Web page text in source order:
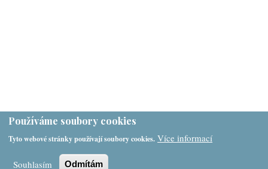
Používáme soubory cookies
Tyto webové stránky používají soubory cookies. Více informací
Souhlasím Odmítám